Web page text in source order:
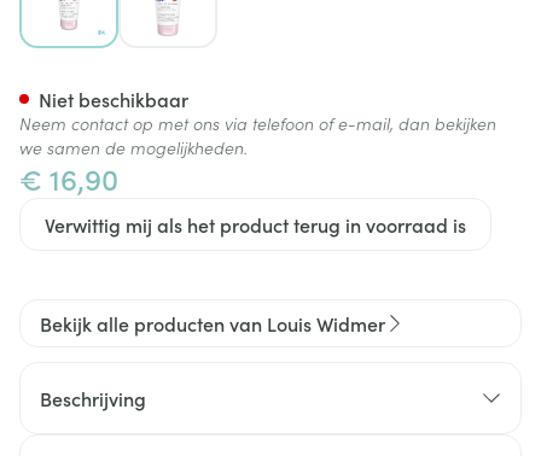
€ 16,90
Verwittig mij als het product terug in voorraad is
Niet beschikbaar
Neem contact op met ons via telefoon of e-mail, dan bekijken
we samen de mogelijkheden.
Bekijk alle producten van Louis Widmer
Beschrijving